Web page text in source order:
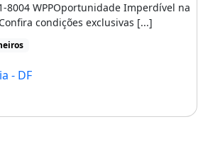
8004 WPPOportunidade Imperdível na
condições exclusivas [...]
- DF